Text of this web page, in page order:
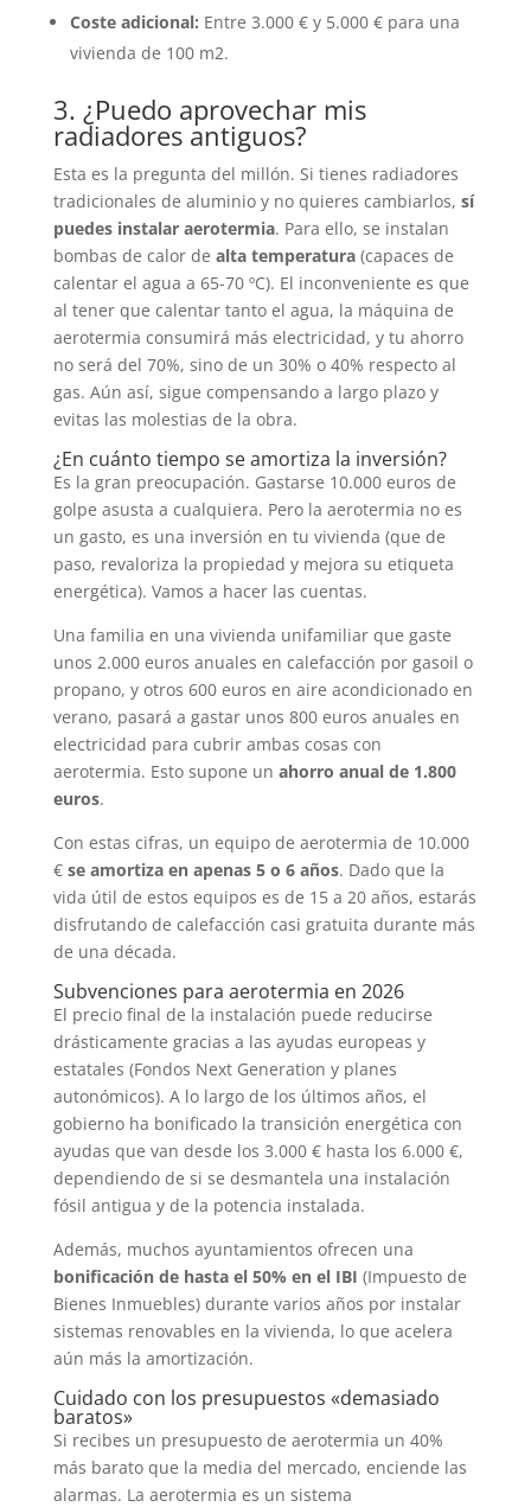
Coste adicional: Entre 3.000 € y 5.000 € para una
vivienda de 100 m2.
3. ¿Puedo aprovechar mis
radiadores antiguos?
Esta es la pregunta del millón. Si tienes radiadores
tradicionales de aluminio y no quieres cambiarlos, sí
puedes instalar aerotermia. Para ello, se instalan
bombas de calor de alta temperatura(capaces de
calentar el agua a 65-70 ºC). El inconveniente es que
al tener que calentar tanto el agua, la máquina de
aerotermia consumirá más electricidad, y tu ahorro
no será del 70%, sino de un 30% o 40% respecto al
gas. Aún así, sigue compensando a largo plazo y
evitas las molestias de la obra.
¿En cuánto tiempo se amortiza la inversión?
Es la gran preocupación. Gastarse 10.000 euros de
golpe asusta a cualquiera. Pero la aerotermia no es
un gasto, es una inversión en tu vivienda (que de
paso, revaloriza la propiedad y mejora su etiqueta
energética). Vamos a hacer las cuentas.
Una familia en una vivienda unifamiliar que gaste
unos 2.000 euros anuales en calefacción por gasoil o
propano, y otros 600 euros en aire acondicionado en
verano, pasará a gastar unos 800 euros anuales en
electricidad para cubrir ambas cosas con
aerotermia. Esto supone un ahorro anual de 1.800
euros.
Con estas cifras, un equipo de aerotermia de 10.000
€ se amortiza en apenas 5 o 6 años. Dado que la
vida útil de estos equipos es de 15 a 20 años, estarás
disfrutando de calefacción casi gratuita durante más
de una década.
Subvenciones para aerotermia en 2026
El precio final de la instalación puede reducirse
drásticamente gracias a las ayudas europeas y
estatales (Fondos Next Generation y planes
autonómicos). A lo largo de los últimos años, el
gobierno ha bonificado la transición energética con
ayudas que van desde los 3.000 € hasta los 6.000 €,
dependiendo de si se desmantela una instalación
fósil antigua y de la potencia instalada.
Además, muchos ayuntamientos ofrecen una
bonificación de hasta el 50% en el IBI (Impuesto de
Bienes Inmuebles) durante varios años por instalar
sistemas renovables en la vivienda, lo que acelera
aún más la amortización.
Cuidado con los presupuestos «demasiado
baratos»
Si recibes un presupuesto de aerotermia un 40%
más barato que la media del mercado, enciende las
alarmas. La aerotermia es un sistema